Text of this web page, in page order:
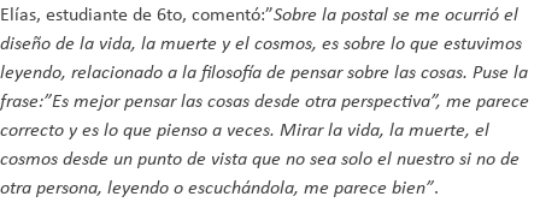
Elías, estudiante de 6to, comentó:”Sobre la postal se me ocurrió el
diseño de la vida, la muerte y el cosmos, es sobre lo que estuvimos
leyendo, relacionado a la filosofía de pensar sobre las cosas. Puse la
frase:”Es mejor pensar las cosas desde otra perspectiva”, me parece
correcto y es lo que pienso a veces. Mirar la vida, la muerte, el
cosmos desde un punto de vista que no sea solo el nuestro si no de
otra persona, leyendo o escuchándola, me parece bien”.